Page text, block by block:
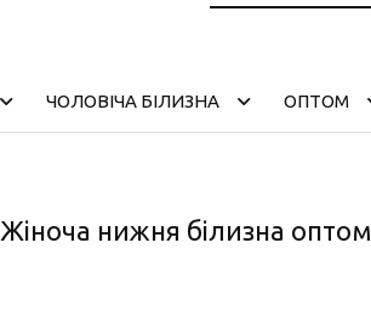
ЧОЛОВІЧА БІЛИЗНА ОПТОМ
Жіноча нижня білизна оптом